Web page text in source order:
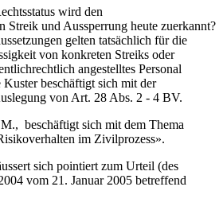
wird den
Streik und Aussperrung heute zuerkannt?
gelten tatsächlich für die
von konkreten Streiks oder
angestelltes Personal
Kuster beschäftigt sich mit der
von Art. 28 Abs. 2 - 4 BV.
beschäftigt sich mit dem Thema
im Zivilprozess».
sich pointiert zum Urteil (des
vom 21. Januar 2005 betreffend